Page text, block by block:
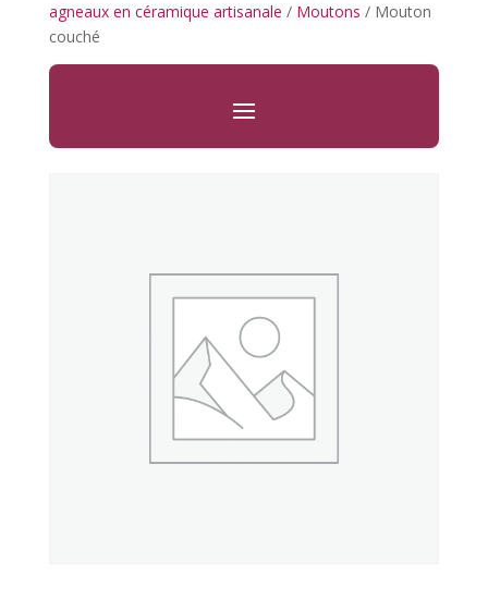
agneaux en céramique artisanale / Moutons / Mouton
couché